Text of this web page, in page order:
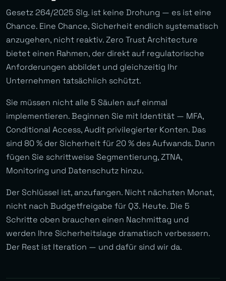
Gesetz 264/2025 Slg. ist keine Drohung — es ist eine
Chance. Eine Chance, Sicherheit endlich systematisch
anzugehen, nicht reaktiv. Zero Trust Architecture
bietet einen Rahmen, der direkt auf regulatorische
Anforderungen abbildet und gleichzeitig Ihr
Unternehmen tatsächlich schützt.
Sie müssen nicht alle 5 Säulen auf einmal
implementieren. Beginnen Sie mit Identität — MFA,
Conditional Access, Audit privilegierter Konten. Das
sind 80 % der Sicherheit für 20 % des Aufwands. Dann
fügen Sie schrittweise Segmentierung, ZTNA,
Monitoring und Datenschutz hinzu.
Der Schlüssel ist, anzufangen. Nicht nächsten Monat,
nicht nach Budgetfreigabe für Q3. Heute. Die 5
Schritte oben brauchen einen Nachmittag und
werden Ihre Sicherheitslage dramatisch verbessern.
Der Rest ist Iteration — und dafür sind wir da.